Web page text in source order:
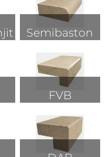
Semibaston
FVB